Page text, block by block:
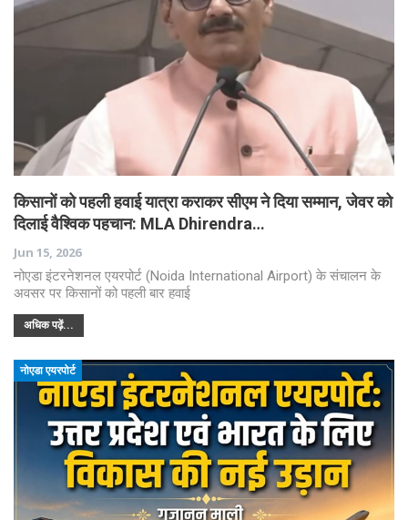
किसानों को पहली हवाई यात्रा कराकर सीएम ने दिया सम्मान, जेवर को
दिलाई वैश्विक पहचान: MLA Dhirendra…
Jun 15, 2026
नोएडा इंटरनेशनल एयरपोर्ट (Noida International Airport) के संचालन के
अवसर पर किसानों को पहली बार हवाई
अधिक पढ़ें...
नोएडा एयरपोर्ट